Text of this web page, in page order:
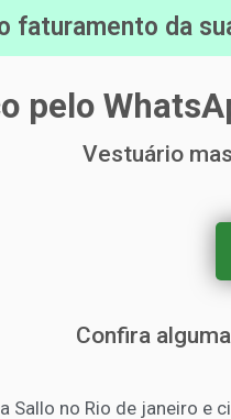
faturamento da
pelo
Vestuário
Confira
Sallo no Rio de janeiro e